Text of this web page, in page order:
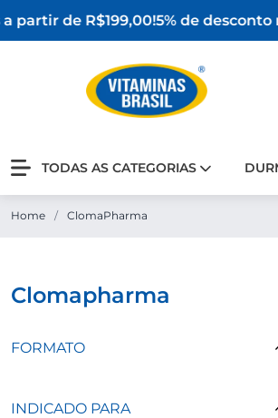
de R$199,00!5% de desconto
TODAS AS CATEGORIAS
Home / ClomaPharma
clomapharma
FORMATO
INDICADO PARA